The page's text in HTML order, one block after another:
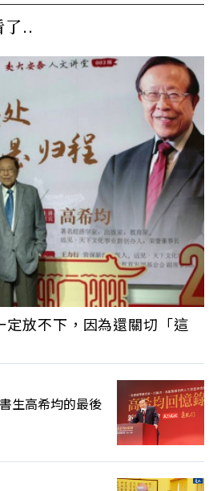
了..
定放不下，因為還關切「這
生高希均的最後